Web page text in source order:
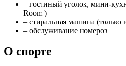
– гостиный уголок, мини-
Room )
– стиральная машина (только
– обслуживание номеров
О спорте